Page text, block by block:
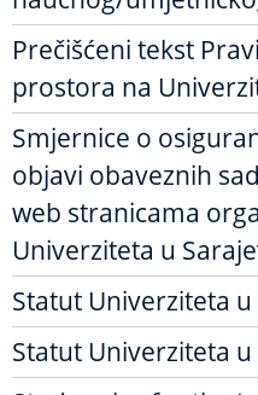
Prečišćeni tekst
prostora na
Smjernice o
objavi obaveznih
web stranicama
Univerziteta u
Statut Univerziteta
Statut Univerziteta